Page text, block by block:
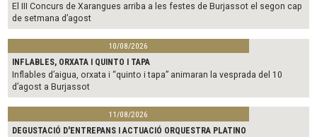
El III Concurs de Xarangues arriba a les festes de Burjassot el segon cap
de setmana d’agost
10/08/2026
INFLABLES, ORXATA I QUINTO I TAPA
Inflables d’aigua, orxata i “quinto i tapa” animaran la vesprada del 10
d’agost a Burjassot
11/08/2026
DEGUSTACIÓ D'ENTREPANS I ACTUACIÓ ORQUESTRA PLATINO